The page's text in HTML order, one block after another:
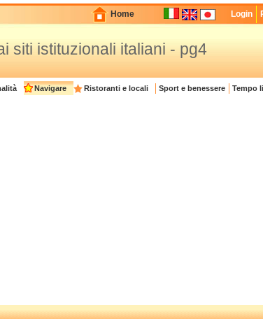
Home Login
siti istituzionali italiani - pg4
Navigare Ristoranti e locali Sport e benessere Tempo